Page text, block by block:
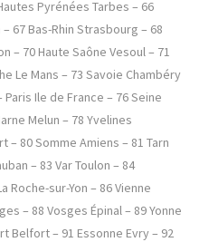
Pyrénées Tarbes – 66
67 Bas-Rhin Strasbourg – 68
– 70 Haute Saône Vesoul – 71
Le Mans – 73 Savoie Chambéry
Ile de France – 76 Seine
Melun – 78 Yvelines
– 80 Somme Amiens – 81 Tarn
– 83 Var Toulon – 84
Roche-sur-Yon – 86 Vienne
– 88 Vosges Épinal – 89 Yonne
Belfort – 91 Essonne Evry – 92